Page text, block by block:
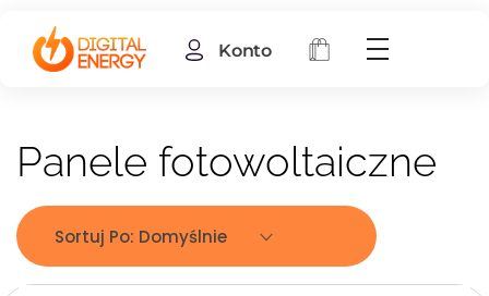
Konto
Panele fotowoltaiczne
Sortuj Po: Domyślnie